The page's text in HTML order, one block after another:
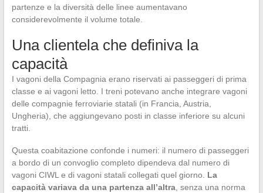
partenze e la diversità delle linee aumentavano
considerevolmente il volume totale.
Una clientela che definiva la
capacità
I vagoni della Compagnia erano riservati ai passeggeri di prima
classe e ai vagoni letto. I treni potevano anche integrare vagoni
delle compagnie ferroviarie statali (in Francia, Austria,
Ungheria), che aggiungevano posti in classe inferiore su alcuni
tratti.
Questa coabitazione confonde i numeri: il numero di passeggeri
a bordo di un convoglio completo dipendeva dal numero di
vagoni CIWL e di vagoni statali collegati quel giorno. La
capacità variava da una partenza all’altra, senza una norma